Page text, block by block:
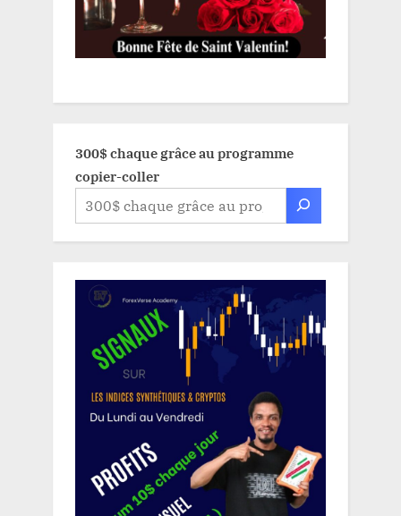
300$ chaque grâce au programme
copier-coller